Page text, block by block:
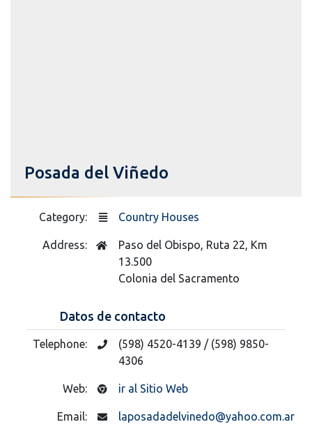
Posada del Viñedo
Category: Country Houses
Address:
Paso del Obispo, Ruta 22, Km
13.500
Colonia del Sacramento
Datos de contacto
Telephone:
(598) 4520-4139 / (598) 9850-
4306
Web: ir al Sitio Web
Email: laposadadelvinedo@yahoo.com.ar